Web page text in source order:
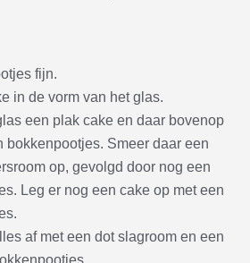
fijn.
in de vorm van het glas.
een plak cake en daar bovenop
bokkenpootjes. Smeer daar een
op, gevolgd door nog een
Leg er nog een cake op met een
af met een dot slagroom en een